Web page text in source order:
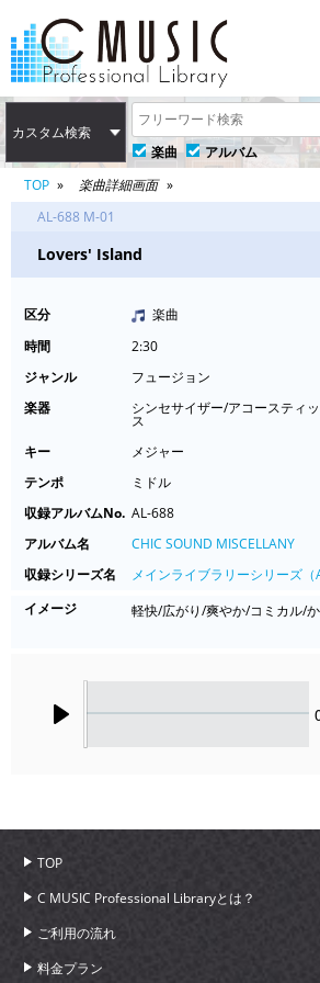
カスタム検索
楽曲
アルバム
TOP
楽曲詳細画面
AL-688 M-01
Lovers' Island
区分
楽曲
時間
2:30
ジャンル
フュージョン
楽器
シンセサイザー/アコースティ
ス
キー
メジャー
テンポ
ミドル
収録アルバムNo. AL-688
アルバム名
CHIC SOUND MISCELLANY
収録シリーズ名
メインライブラリーシリーズ（
イメージ
軽快/広がり/爽やか/コミカル/
TOP
C MUSIC Professional Libraryとは？
ご利用の流れ
料金プラン